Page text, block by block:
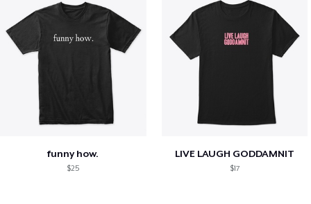
funny how.
$25
LIVE LAUGH GODDAMNIT
$17